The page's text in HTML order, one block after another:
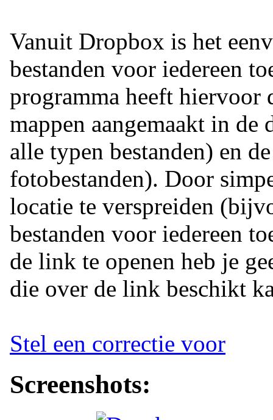
Vanuit Dropbox is het
bestanden voor iedereen
programma heeft
mappen aangemaakt in
alle typen bestanden) en
fotobestanden). Door
locatie te verspreiden
bestanden voor iedereen
de link te openen heb je
die over de link beschikt
Stel een correctie voor
Screenshots: